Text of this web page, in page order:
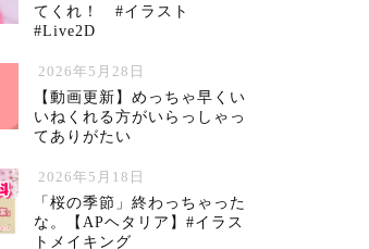
てくれ！ #イラスト
#Live2D
2026年5月28日
【動画更新】めっちゃ早くい
いねくれる方がいらっしゃっ
てありがたい
2026年5月18日
「桜の季節」終わっちゃった
な。【APヘタリア】#イラス
トメイキング